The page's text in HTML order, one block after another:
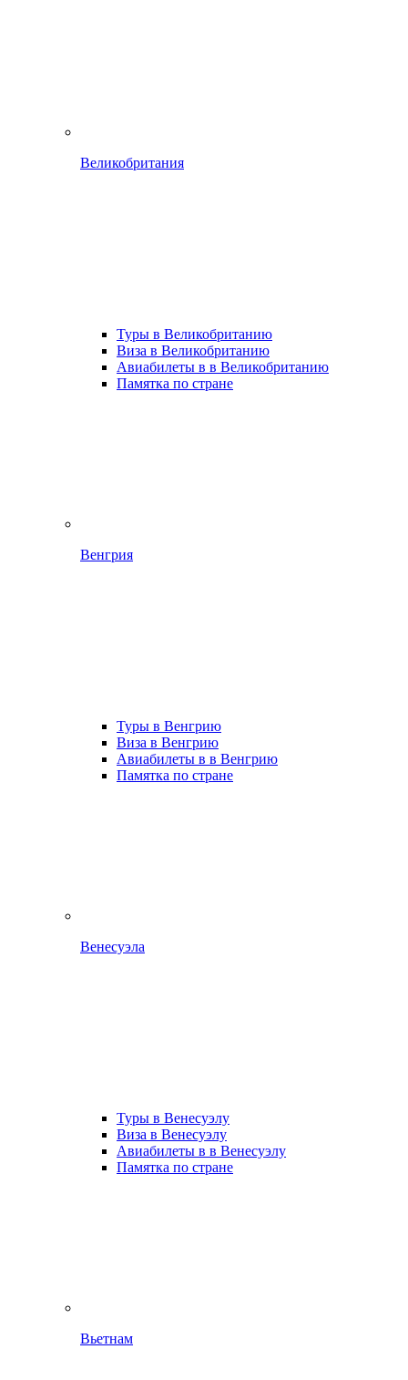
Великобритания
Туры в Великобританию
Виза в Великобританию
Авиабилеты в в Великобританию
Памятка по стране
Венгрия
Туры в Венгрию
Виза в Венгрию
Авиабилеты в в Венгрию
Памятка по стране
Венесуэла
Туры в Венесуэлу
Виза в Венесуэлу
Авиабилеты в в Венесуэлу
Памятка по стране
Вьетнам